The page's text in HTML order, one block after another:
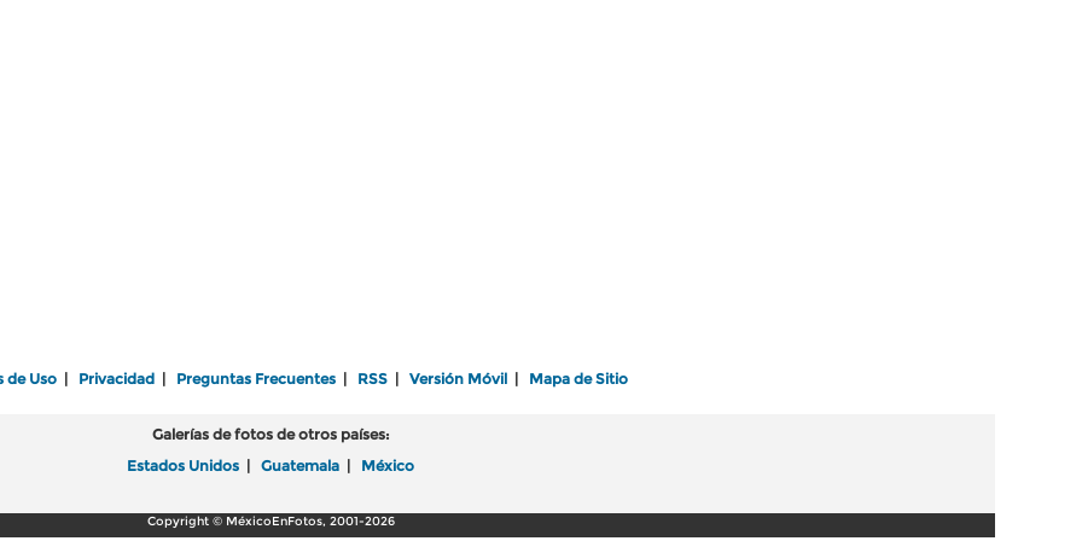
de Uso Privacidad Preguntas Frecuentes RSS Versión Móvil Mapa de Sitio
Galerías de fotos de otros países:
Estados Unidos
Guatemala México
Copyright © MéxicoEnFotos, 2001-2026